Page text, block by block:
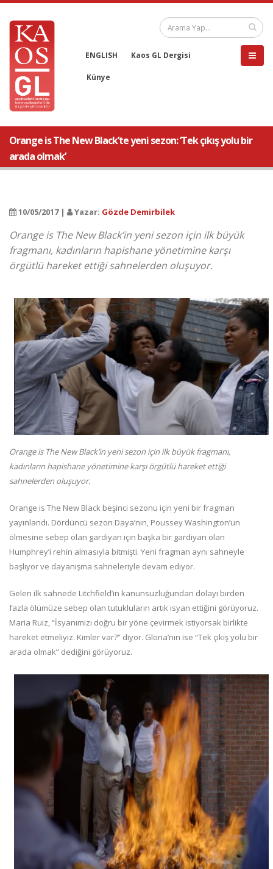
ENGLISH Kaos GL Dergisi
Künye
Orange is The New Black’te yeni sezon: ‘Tek çıkış yolu bir
arada olmak’
10/05/2017 | Yazar: Gözde Demirbilek
Orange is The New Black’in yeni sezon için ilk büyük
fragmanı, kadınların hapishane yönetimine karşı
örgütlü hareket ettiği sahnelerden oluşuyor.
Orange is The New Black’in yeni sezon için ilk büyük fragmanı,
kadınların hapishane yönetimine karşı örgütlü hareket ettiği
sahnelerden oluşuyor.
Orange is The New Black beşinci sezonu için yeni bir fragman
yayınlandı. Dördüncü sezon Daya’nın, Poussey Washington’un
ölmesine sebep olan gardiyan için başka bir gardiyan olan
Humphrey’i rehin almasıyla bitmişti. Yeni fragman aynı sahneyle
başlıyor ve dayanışma sahneleriyle devam ediyor.
Gelen ilk sahnede Litchfield’in kanunsuzluğundan dolayı birden
fazla ölümüze sebep olan tutukluların artık isyan ettiğini görüyoruz.
Maria Ruiz, “İsyanımızı doğru bir yöne çevirmek istiyorsak birlikte
hareket etmeliyiz. Kimler var?” diyor. Gloria’nın ise “Tek çıkış yolu bir
arada olmak” dediğini görüyoruz.